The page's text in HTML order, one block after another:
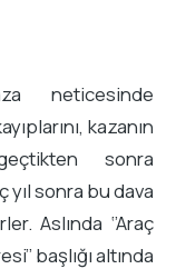
neticesinde
kazanın
sonra
sonra bu dava
Aslında ‘’Araç
başlığı altında